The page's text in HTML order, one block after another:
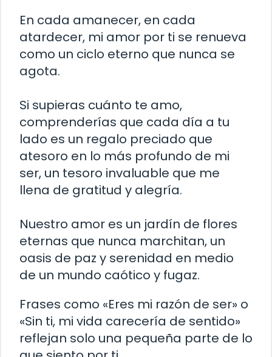
En cada amanecer, en cada
atardecer, mi amor por ti se renueva
como un ciclo eterno que nunca se
agota.
Si supieras cuánto te amo,
comprenderías que cada día a tu
lado es un regalo preciado que
atesoro en lo más profundo de mi
ser, un tesoro invaluable que me
llena de gratitud y alegría.
Nuestro amor es un jardín de flores
eternas que nunca marchitan, un
oasis de paz y serenidad en medio
de un mundo caótico y fugaz.
Frases como «Eres mi razón de ser» o
«Sin ti, mi vida carecería de sentido»
reflejan solo una pequeña parte de lo